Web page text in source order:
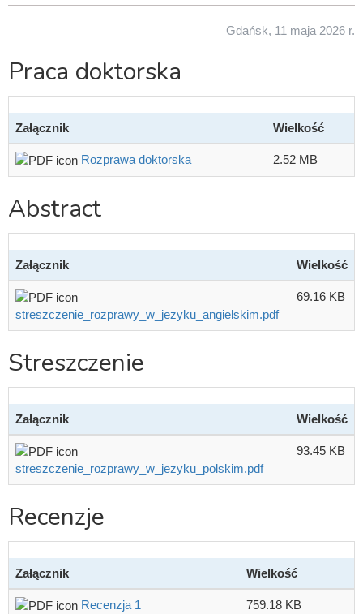
Gdańsk, 11 maja 2026 r.
Praca doktorska
Załącznik Wielkość
Rozprawa doktorska 2.52 MB
Abstract
Załącznik Wielkość
streszczenie_rozprawy_w_jezyku_angielskim.pdf
69.16 KB
Streszczenie
Załącznik Wielkość
streszczenie_rozprawy_w_jezyku_polskim.pdf
93.45 KB
Recenzje
Załącznik Wielkość
Recenzja 1 759.18 KB